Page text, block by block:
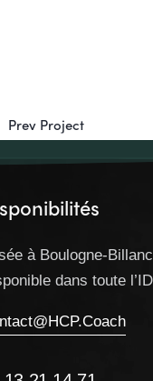
Prev Project
à Boulogne-
dans toute